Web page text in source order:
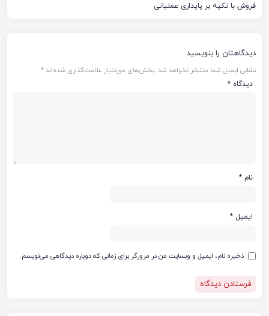
فروش با تکیه بر پایداری عملیاتی
دیدگاهتان را بنویسید
نشانی ایمیل شما منتشر نخواهد شد. بخش‌های موردنیاز علامت‌گذاری شده‌اند*
دیدگاه *
نام *
ایمیل *
ذخیره نام، ایمیل و وبسایت من در مرورگر برای زمانی که دوباره دیدگاهی می‌نویسم.